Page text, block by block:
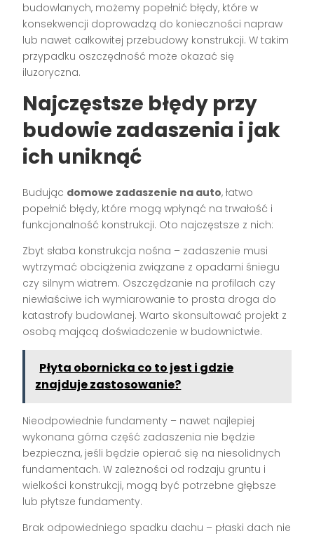
budowlanych, możemy popełnić błędy, które w
konsekwencji doprowadzą do konieczności napraw
lub nawet całkowitej przebudowy konstrukcji. W takim
przypadku oszczędność może okazać się
iluzoryczna.
Najczęstsze błędy przy
budowie zadaszenia i jak
ich uniknąć
Budując domowe zadaszenie na auto, łatwo
popełnić błędy, które mogą wpłynąć na trwałość i
funkcjonalność konstrukcji. Oto najczęstsze z nich:
Zbyt słaba konstrukcja nośna – zadaszenie musi
wytrzymać obciążenia związane z opadami śniegu
czy silnym wiatrem. Oszczędzanie na profilach czy
niewłaściwe ich wymiarowanie to prosta droga do
katastrofy budowlanej. Warto skonsultować projekt z
osobą mającą doświadczenie w budownictwie.
Płyta obornicka co to jest i gdzie
znajduje zastosowanie?
Nieodpowiednie fundamenty – nawet najlepiej
wykonana górna część zadaszenia nie będzie
bezpieczna, jeśli będzie opierać się na niesolidnych
fundamentach. W zależności od rodzaju gruntu i
wielkości konstrukcji, mogą być potrzebne głębsze
lub płytsze fundamenty.
Brak odpowiedniego spadku dachu – płaski dach nie